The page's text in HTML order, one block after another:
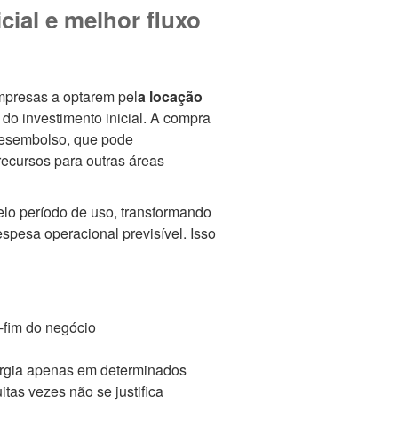
e melhor fluxo
a optarem pela locação
investimento inicial. A compra
que pode
para outras áreas
período de uso, transformando
operacional previsível. Isso
do negócio
apenas em determinados
vezes não se justifica